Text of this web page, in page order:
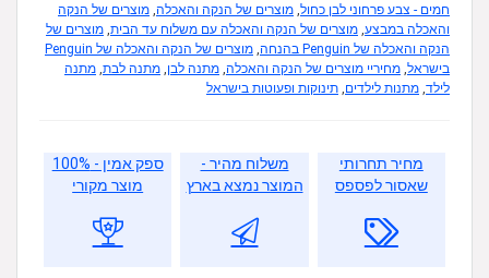
חמים - צבע פרחוני לבן כחול, מוצרים של הנקה והאכלה, מוצרים של הנקה
והאכלה במבצע, מוצרים של הנקה והאכלה עם משלוח עד הבית, מוצרים של
הנקה והאכלה של Penguin בהנחה
,
מוצרים של הנקה והאכלה של Penguin
בישראל, מחיריי מוצרים של הנקה והאכלה, מתנה לבן, מתנה לבת, מתנה
לילד, מתנות לילדים, תינוקות ופעוטות בישראל
מחיר תחרותי
שאסור לפספס
משלוח מהיר -
המוצר נמצא בארץ
ספק אמין - 100%
מוצר מקורי